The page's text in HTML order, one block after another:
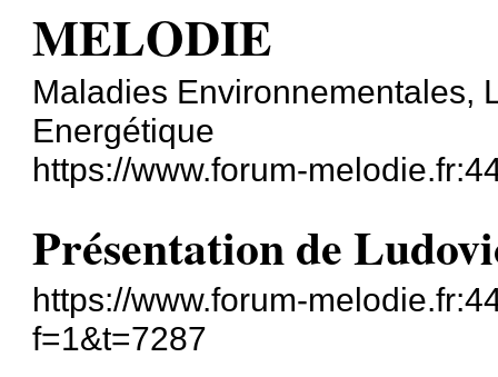
MELODIE
Maladies Environnementales,
Energétique
https://www.forum-
Présentation de
https://www.forum-
f=1&t=7287